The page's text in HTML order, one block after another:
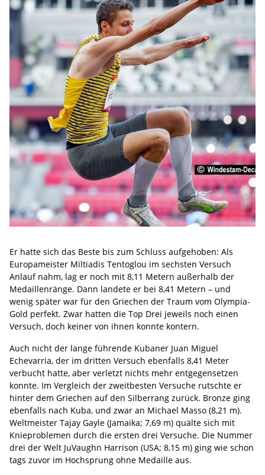
Er hatte sich das Beste bis zum Schluss aufgehoben: Als
Europameister Miltiadis Tentoglou im sechsten Versuch
Anlauf nahm, lag er noch mit 8,11 Metern außerhalb der
Medaillenränge. Dann landete er bei 8,41 Metern – und
wenig später war für den Griechen der Traum vom Olympia-
Gold perfekt. Zwar hatten die Top Drei jeweils noch einen
Versuch, doch keiner von ihnen konnte kontern.
Auch nicht der lange führende Kubaner Juan Miguel
Echevarria, der im dritten Versuch ebenfalls 8,41 Meter
verbucht hatte, aber verletzt nichts mehr entgegensetzen
konnte. Im Vergleich der zweitbesten Versuche rutschte er
hinter dem Griechen auf den Silberrang zurück. Bronze ging
ebenfalls nach Kuba, und zwar an Michael Masso (8,21 m).
Weltmeister Tajay Gayle (Jamaika; 7,69 m) quälte sich mit
Knieproblemen durch die ersten drei Versuche. Die Nummer
drei der Welt JuVaughn Harrison (USA; 8,15 m) ging wie schon
tags zuvor im Hochsprung ohne Medaille aus.